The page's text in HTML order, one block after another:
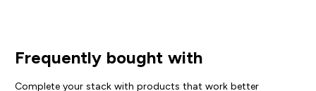
Frequently bought with
Complete your stack with products that work better